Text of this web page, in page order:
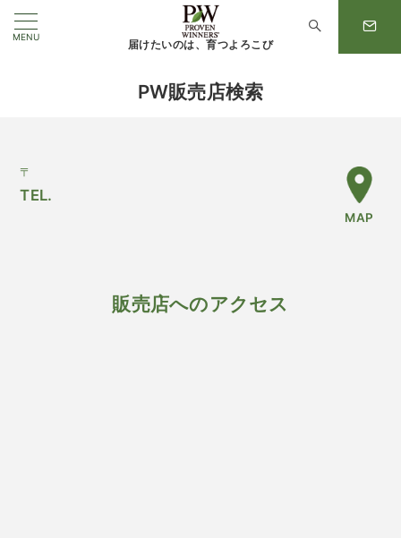
MENU
届けたいのは、育つよろこび
PW販売店検索
〒
TEL.
MAP
販売店へのアクセス